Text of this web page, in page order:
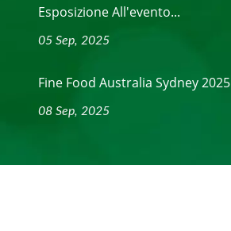
Esposizione All'evento...
05 Sep, 2025
Fine Food Australia Sydney 2025
08 Sep, 2025